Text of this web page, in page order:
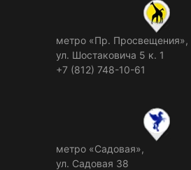
метро «Пр. Просвещения»,
ул. Шостаковича 5 к. 1
+7 (812) 748-10-61
метро «Садовая»,
ул. Садовая 38